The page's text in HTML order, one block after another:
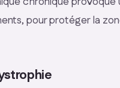
pour protéger la